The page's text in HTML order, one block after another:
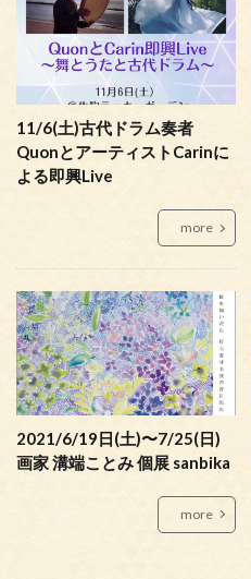
11/6(土)古代ドラム奏者
QuonとアーティストCarinに
よる即興Live
more
2021/6/19日(土)〜7/25(日)
画家 溝端ことみ 個展 sanbika
more